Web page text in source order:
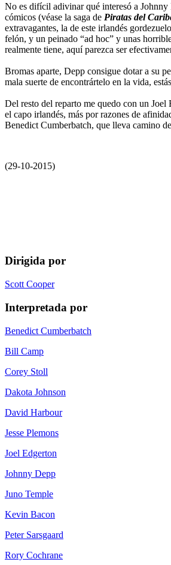
No es difícil adivinar qué interesó a
cómicos (véase la saga de Piratas del
extravagantes, la de este irlandés
felón, y un peinado “ad hoc” y unas
realmente tiene, aquí parezca ser
Bromas aparte, Depp consigue dotar a su
mala suerte de encontrártelo en la vida,
Del resto del reparto me quedo con un
el capo irlandés, más por razones de
Benedict Cumberbatch, que lleva camino
(29-10-2015)
Dirigida por
Scott Cooper
Interpretada por
Benedict Cumberbatch
Bill Camp
Corey Stoll
Dakota Johnson
David Harbour
Jesse Plemons
Joel Edgerton
Johnny Depp
Juno Temple
Kevin Bacon
Peter Sarsgaard
Rory Cochrane